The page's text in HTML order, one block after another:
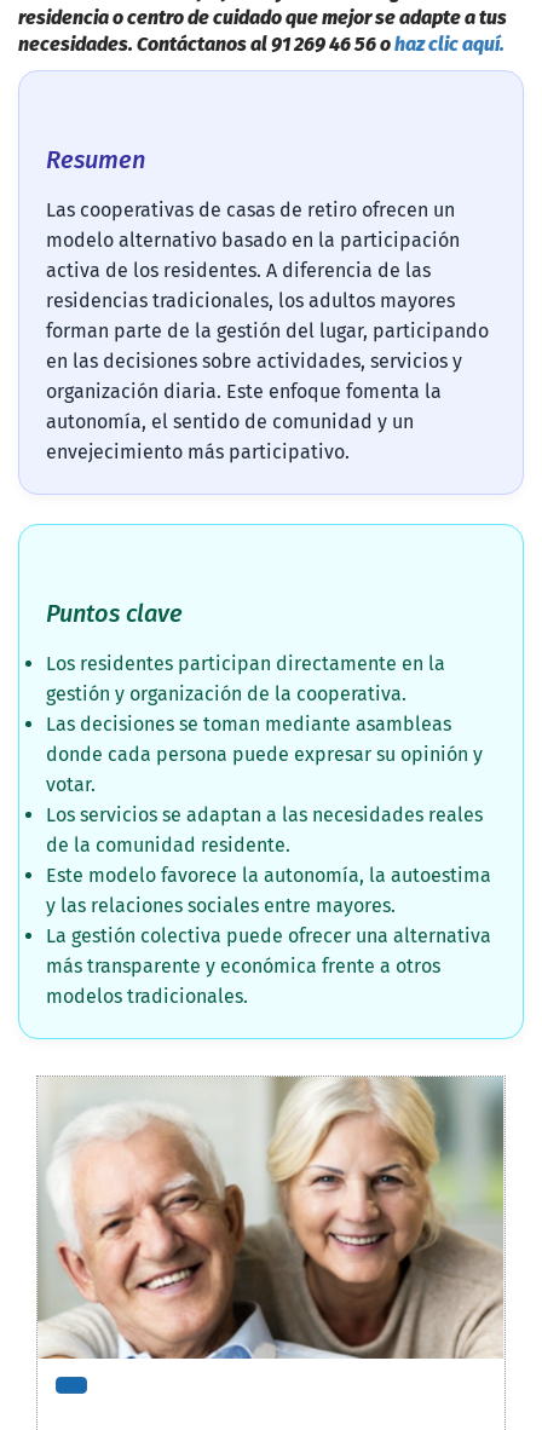
residencia o centro de cuidado que mejor se adapte a tus
necesidades. Contáctanos al 91 269 46 56 ohaz clic aquí.
Resumen
Las cooperativas de casas de retiro ofrecen un
modelo alternativo basado en la participación
activa de los residentes. A diferencia de las
residencias tradicionales, los adultos mayores
forman parte de la gestión del lugar, participando
en las decisiones sobre actividades, servicios y
organización diaria. Este enfoque fomenta la
autonomía, el sentido de comunidad y un
envejecimiento más participativo.
Puntos clave
Los residentes participan directamente en la
gestión y organización de la cooperativa.
Las decisiones se toman mediante asambleas
donde cada persona puede expresar su opinión y
votar.
Los servicios se adaptan a las necesidades reales
de la comunidad residente.
Este modelo favorece la autonomía, la autoestima
y las relaciones sociales entre mayores.
La gestión colectiva puede ofrecer una alternativa
más transparente y económica frente a otros
modelos tradicionales.